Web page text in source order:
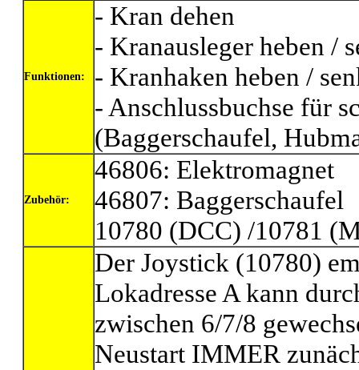
Funktionen:
- Kran dehen
- Kranausleger heben /
- Kranhaken heben /
- Anschlussbuchse für
(Baggerschaufel,
Zubehör:
46806: Elektromagnet
46807: Baggerschaufel
10780 (DCC) /10781
Der Joystick (10780)
Lokadresse A kann
zwischen 6/7/8
Neustart IMMER